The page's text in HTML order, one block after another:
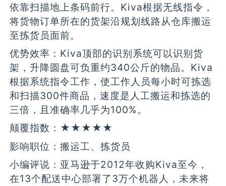
依靠扫描地上条码前行。Kiva根据无线指令，
将货物订单所在的货架沿规划线路从仓库搬运
至拣货员面前。
优势效率：Kiva顶部的识别系统可以识别货
架，升降圆盘可负重约340公斤的物品。Kiva
根据系统指令工作，使工作人员每小时可拣选
和扫描300件商品，速度是人工搬运和拣选的
三倍，且准确率几乎为100%。
颠覆指数：★★★★★
影响职位：搬运工、拣货员
小编评说：亚马逊于2012年收购Kiva至今，
在13个配送中心部署了3万个机器人，未来将